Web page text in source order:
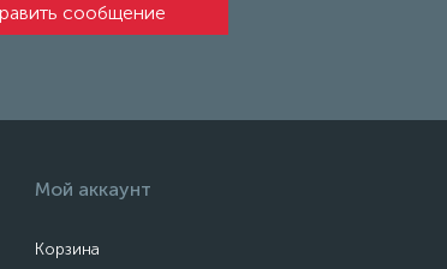
Мой аккаунт
Корзина